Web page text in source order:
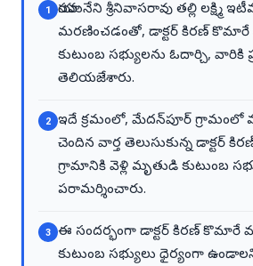
1
యాసమనేని శ్రీనివాసరావు తల్లి లక్ష్మి
మరణించడంతో, డాక్టర్ కిరణ్ కొమారే
కుటుంబ సభ్యులను ఓదార్చి,
తెలియజేశారు.
2
ఇదే క్రమంలో, మేదన్‌పూర్ గ్రామంలో
చెందిన వార్త తెలుసుకున్న డాక్టర్
గ్రామానికి వెళ్లి మృతుడి కుటుంబ
పరామర్శించారు.
3
ఈ సందర్భంగా డాక్టర్ కిరణ్ కొమారే
కుటుంబ సభ్యులు ధైర్యంగా